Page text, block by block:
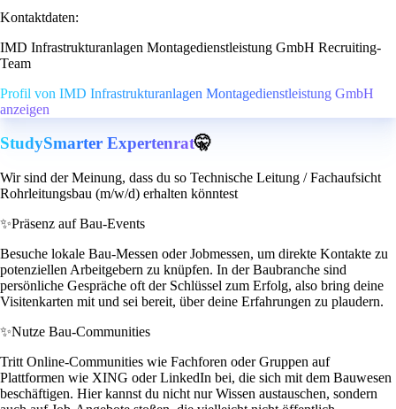
Kontaktdaten:
IMD Infrastrukturanlagen Montagedienstleistung GmbH Recruiting-
Team
Profil von IMD Infrastrukturanlagen Montagedienstleistung GmbH
anzeigen
StudySmarter Expertenrat🤫
Wir sind der Meinung, dass du so Technische Leitung / Fachaufsicht
Rohrleitungsbau (m/w/d) erhalten könntest
✨Präsenz auf Bau-Events
Besuche lokale Bau-Messen oder Jobmessen, um direkte Kontakte zu
potenziellen Arbeitgebern zu knüpfen. In der Baubranche sind
persönliche Gespräche oft der Schlüssel zum Erfolg, also bring deine
Visitenkarten mit und sei bereit, über deine Erfahrungen zu plaudern.
✨Nutze Bau-Communities
Tritt Online-Communities wie Fachforen oder Gruppen auf
Plattformen wie XING oder LinkedIn bei, die sich mit dem Bauwesen
beschäftigen. Hier kannst du nicht nur Wissen austauschen, sondern